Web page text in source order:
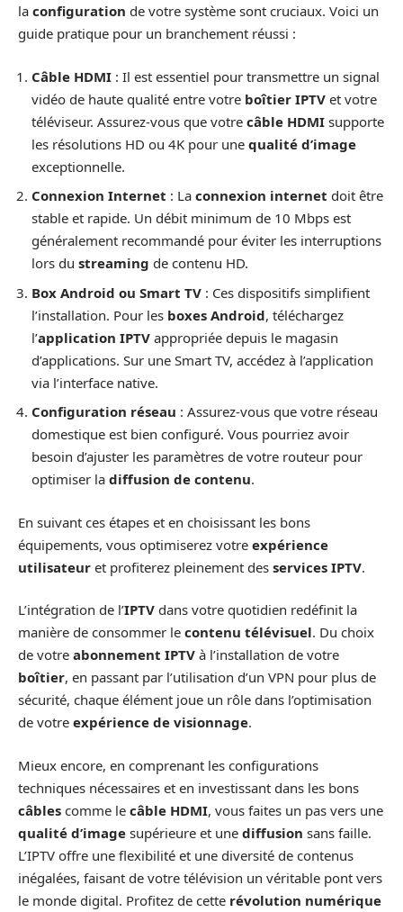
la configuration de votre système sont cruciaux. Voici un
guide pratique pour un branchement réussi :
Câble HDMI : Il est essentiel pour transmettre un signal
vidéo de haute qualité entre votre boîtier IPTV et votre
téléviseur. Assurez-vous que votre câble HDMI supporte
les résolutions HD ou 4K pour une qualité d’image
exceptionnelle.
Connexion Internet : La connexion internet doit être
stable et rapide. Un débit minimum de 10 Mbps est
généralement recommandé pour éviter les interruptions
lors du streaming de contenu HD.
Box Android ou Smart TV : Ces dispositifs simplifient
l’installation. Pour les boxes Android, téléchargez
l’application IPTV appropriée depuis le magasin
d’applications. Sur une Smart TV, accédez à l’application
via l’interface native.
Configuration réseau : Assurez-vous que votre réseau
domestique est bien configuré. Vous pourriez avoir
besoin d’ajuster les paramètres de votre routeur pour
optimiser la diffusion de contenu.
En suivant ces étapes et en choisissant les bons
équipements, vous optimiserez votre expérience
utilisateur et profiterez pleinement des services IPTV.
L’intégration de l’IPTV dans votre quotidien redéfinit la
manière de consommer le contenu télévisuel. Du choix
de votre abonnement IPTV à l’installation de votre
boîtier, en passant par l’utilisation d’un VPN pour plus de
sécurité, chaque élément joue un rôle dans l’optimisation
de votre expérience de visionnage.
Mieux encore, en comprenant les configurations
techniques nécessaires et en investissant dans les bons
câbles comme le câble HDMI, vous faites un pas vers une
qualité d’image supérieure et une diffusion sans faille.
L’IPTV offre une flexibilité et une diversité de contenus
inégalées, faisant de votre télévision un véritable pont vers
le monde digital. Profitez de cette révolution numérique